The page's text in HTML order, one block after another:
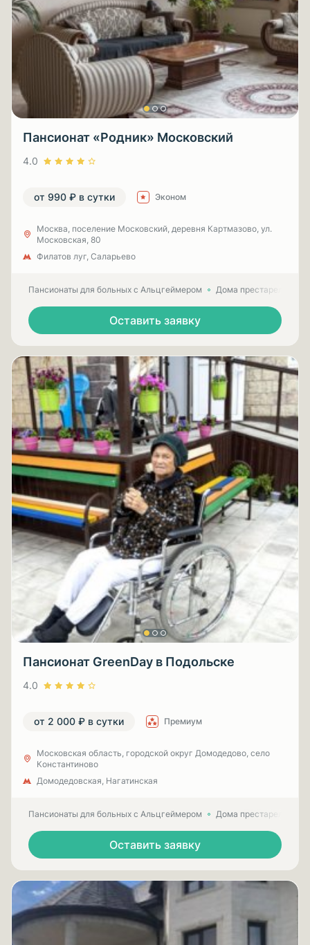
Пансионат «Родник» Московский
4.0
от 990 ₽ в сутки Эконом
Москва, поселение Московский, деревня Картмазово, ул.
Московская, 80
Филатов луг, Саларьево
Пансионаты для больных с Альцгеймером Дома престарелых
Оставить заявку
Пансионат GreenDay в Подольске
4.0
от 2 000 ₽ в сутки Премиум
Московская область, городской округ Домодедово, село
Константиново
Домодедовская, Нагатинская
Пансионаты для больных с Альцгеймером Дома престарелых
Оставить заявку